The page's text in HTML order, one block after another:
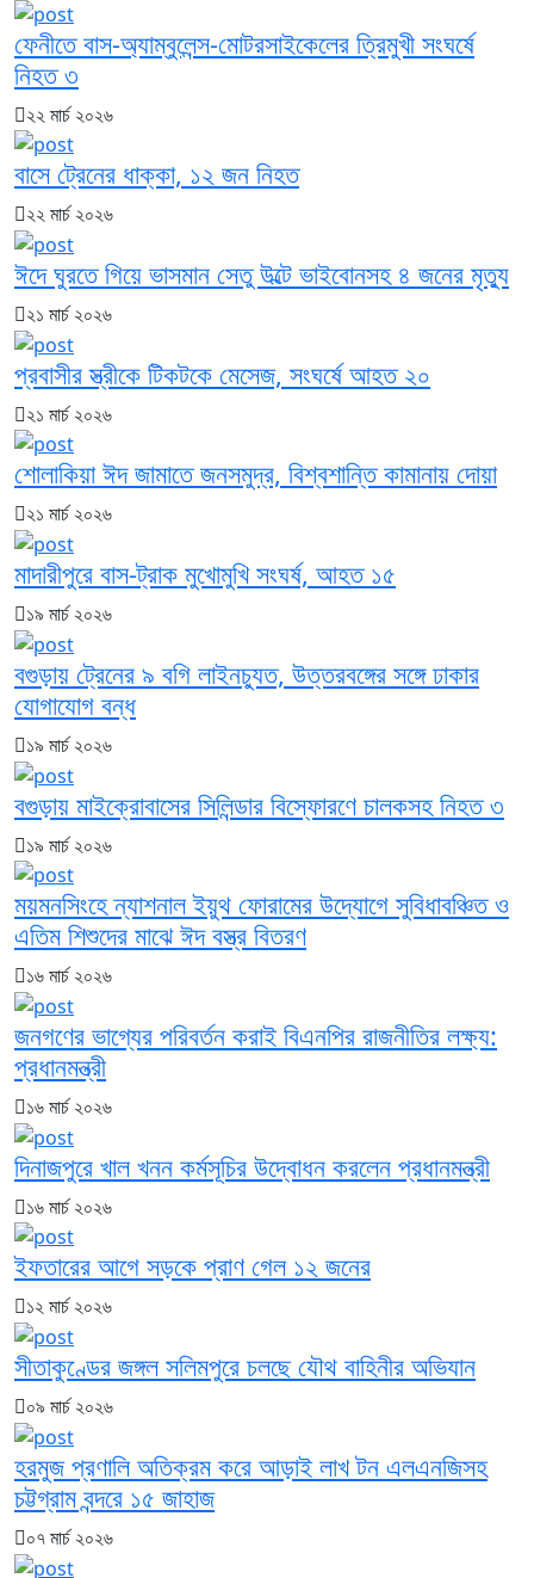
ফেনীতে বাস-অ্যাম্বুলেন্স-মোটরসাইকেলের ত্রিমুখী সংঘর্ষে
নিহত ৩
২২ মার্চ ২০২৬
বাসে ট্রেনের ধাক্কা, ১২ জন নিহত
২২ মার্চ ২০২৬
ঈদে ঘুরতে গিয়ে ভাসমান সেতু উল্টে ভাইবোনসহ ৪ জনের মৃত্যু
২১ মার্চ ২০২৬
প্রবাসীর স্ত্রীকে টিকটকে মেসেজ, সংঘর্ষে আহত ২০
২১ মার্চ ২০২৬
শোলাকিয়া ঈদ জামাতে জনসমুদ্র, বিশ্বশান্তি কামানায় দোয়া
২১ মার্চ ২০২৬
মাদারীপুরে বাস-ট্রাক মুখোমুখি সংঘর্ষ, আহত ১৫
১৯ মার্চ ২০২৬
বগুড়ায় ট্রেনের ৯ বগি লাইনচ্যুত, উত্তরবঙ্গের সঙ্গে ঢাকার
যোগাযোগ বন্ধ
১৯ মার্চ ২০২৬
বগুড়ায় মাইক্রোবাসের সিলিন্ডার বিস্ফোরণে চালকসহ নিহত ৩
১৯ মার্চ ২০২৬
ময়মনসিংহে ন্যাশনাল ইয়ুথ ফোরামের উদ্যোগে সুবিধাবঞ্চিত ও
এতিম শিশুদের মাঝে ঈদ বস্ত্র বিতরণ
১৬ মার্চ ২০২৬
জনগণের ভাগ্যের পরিবর্তন করাই বিএনপির রাজনীতির লক্ষ্য:
প্রধানমন্ত্রী
১৬ মার্চ ২০২৬
দিনাজপুরে খাল খনন কর্মসূচির উদ্বোধন করলেন প্রধানমন্ত্রী
১৬ মার্চ ২০২৬
ইফতারের আগে সড়কে প্রাণ গেল ১২ জনের
১২ মার্চ ২০২৬
সীতাকুণ্ডের জঙ্গল সলিমপুরে চলছে যৌথ বাহিনীর অভিযান
০৯ মার্চ ২০২৬
হরমুজ প্রণালি অতিক্রম করে আড়াই লাখ টন এলএনজিসহ
চট্টগ্রাম বন্দরে ১৫ জাহাজ
০৭ মার্চ ২০২৬